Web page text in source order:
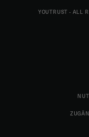
YOUTRUST - ALL